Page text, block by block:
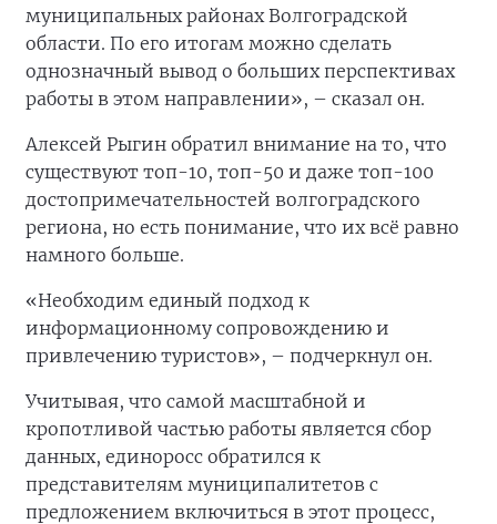
муниципальных районах Волгоградской
области. По его итогам можно сделать
однозначный вывод о больших перспективах
работы в этом направлении», – сказал он.
Алексей Рыгин обратил внимание на то, что
существуют топ-10, топ-50 и даже топ-100
достопримечательностей волгоградского
региона, но есть понимание, что их всё равно
намного больше.
«Необходим единый подход к
информационному сопровождению и
привлечению туристов», – подчеркнул он.
Учитывая, что самой масштабной и
кропотливой частью работы является сбор
данных, единоросс обратился к
представителям муниципалитетов с
предложением включиться в этот процесс,